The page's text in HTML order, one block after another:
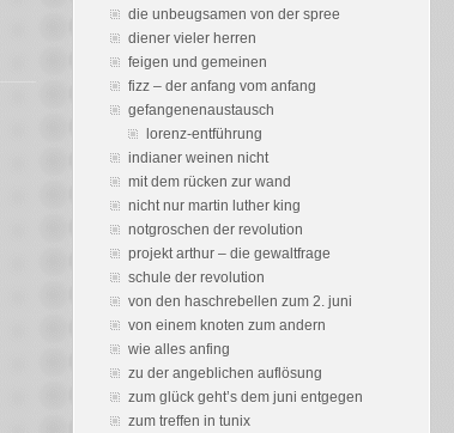
die unbeugsamen von der spree
diener vieler herren
feigen und gemeinen
fizz – der anfang vom anfang
gefangenenaustausch
lorenz-entführung
indianer weinen nicht
mit dem rücken zur wand
nicht nur martin luther king
notgroschen der revolution
projekt arthur – die gewaltfrage
schule der revolution
von den haschrebellen zum 2. juni
von einem knoten zum andern
wie alles anfing
zu der angeblichen auflösung
zum glück geht’s dem juni entgegen
zum treffen in tunix